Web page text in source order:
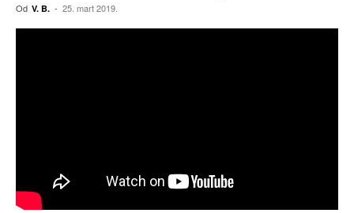
Od V. B. - 25. mart 2019.